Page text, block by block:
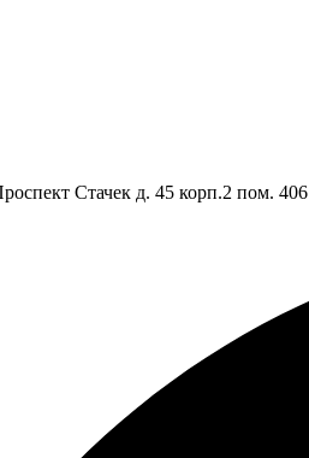
Стачек д. 45 корп.2 пом. 406